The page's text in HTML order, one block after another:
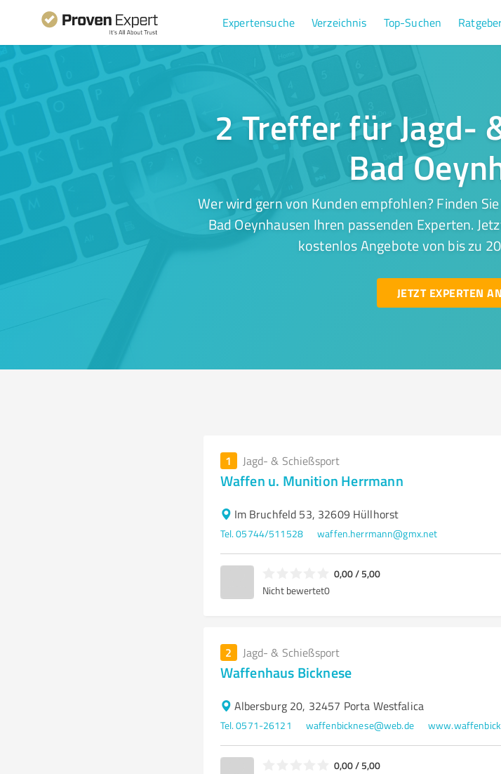
Expertensuche Verzeichnis Top-Suchen
2 Treffer für Jagd-
Bad
Wer wird gern von Kunden empfohlen? Finden
Bad Oeynhausen Ihren passenden Experten.
kostenlos Angebote von bis zu
JETZT EXPERTEN
1 Jagd- & Schießsport
Waffen u. Munition Herrmann
Im Bruchfeld 53, 32609 Hüllhorst
Tel. 05744/511528 waffen.herrmann@gmx.net
0,00 / 5,00
Nicht bewertet0
2 Jagd- & Schießsport
Waffenhaus Bicknese
Albersburg 20, 32457 Porta Westfalica
Tel. 0571-26121 waffenbicknese@web.de
0,00 / 5,00